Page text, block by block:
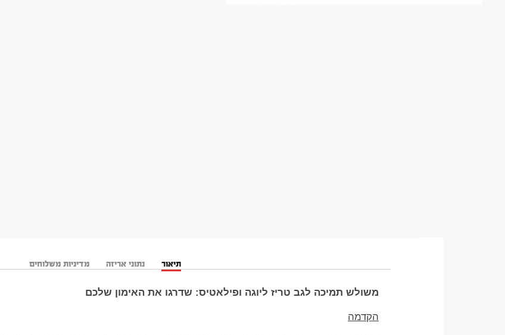
תיאור נתוני אריזה מדיניות משלוחים
משולש תמיכה לגב טריז ליוגה ופילאטיס: שדרגו את האימון שלכם
הקדמה